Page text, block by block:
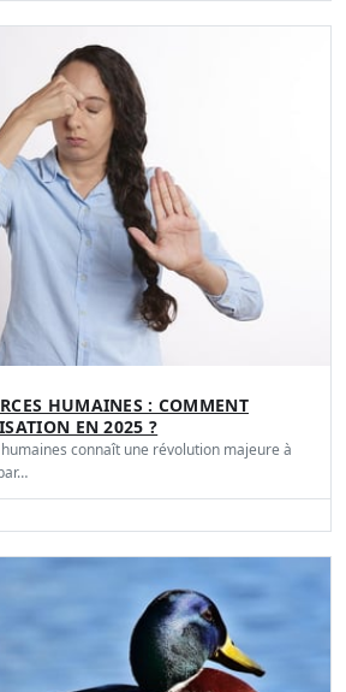
HUMAINES : COMMENT
EN 2025 ?
connaît une révolution majeure à